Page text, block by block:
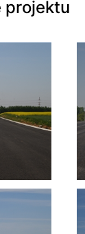
projektu